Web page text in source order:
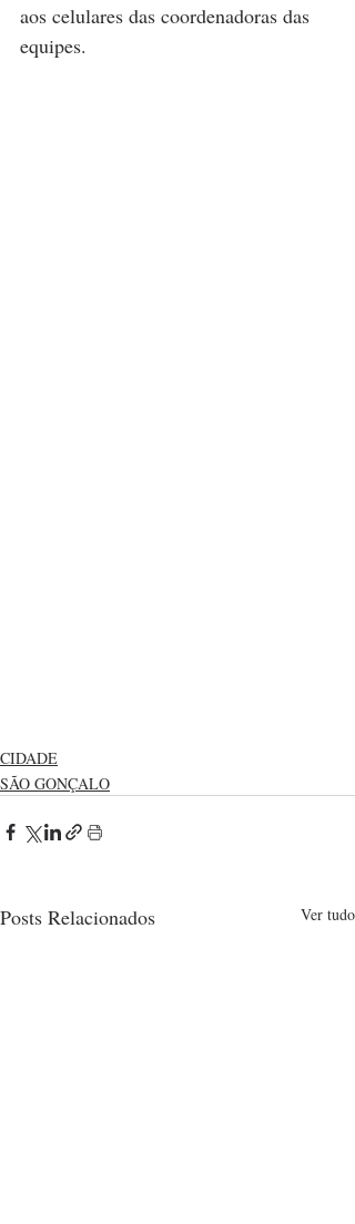
aos celulares das coordenadoras das
equipes.
CIDADE
SÃO GONÇALO
Posts Relacionados Ver tudo